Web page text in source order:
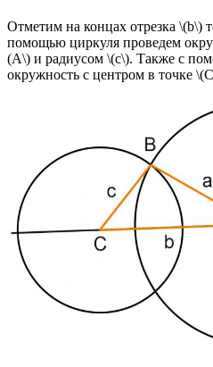
Отметим на концах отрезка \(b\)
помощью циркуля проведем
(A\) и радиусом \(c\). Также с
окружность с центром в точке